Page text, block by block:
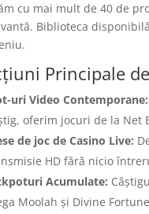
cu mai mult de 40 de
Biblioteca
Principale
uri Video Contemporane:
oferim jocuri de la Net
de joc de Casino Live:
HD fără nicio
Acumulate:
Moolah și Divine Fortune